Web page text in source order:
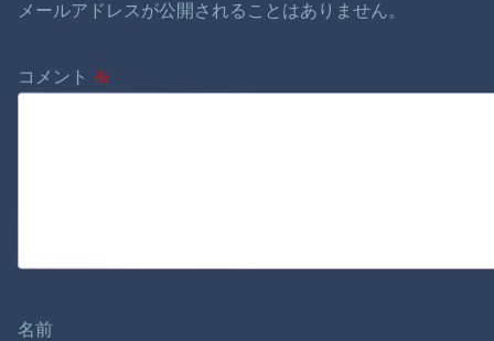
メールアドレスが公開されることはありません。
コメント ※
名前